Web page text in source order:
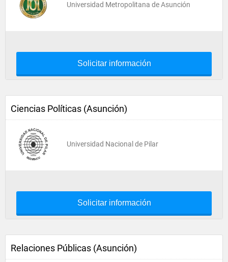
Universidad Metropolitana de Asunción
Solicitar información
Ciencias Políticas (Asunción)
Universidad Nacional de Pilar
Solicitar información
Relaciones Públicas (Asunción)